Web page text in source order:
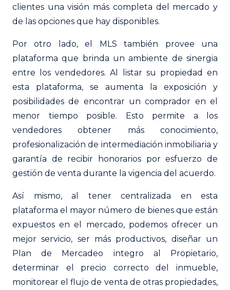
clientes una visión más completa del mercado y
de las opciones que hay disponibles.
Por otro lado, el MLS también provee una
plataforma que brinda un ambiente de sinergia
entre los vendedores. Al listar su propiedad en
esta plataforma, se aumenta la exposición y
posibilidades de encontrar un comprador en el
menor tiempo posible. Esto permite a los
vendedores obtener más conocimiento,
profesionalización de intermediación inmobiliaria y
garantía de recibir honorarios por esfuerzo de
gestión de venta durante la vigencia del acuerdo.
Así mismo, al tener centralizada en esta
plataforma el mayor número de bienes que están
expuestos en el mercado, podemos ofrecer un
mejor servicio, ser más productivos, diseñar un
Plan de Mercadeo integro al Propietario,
determinar el precio correcto del inmueble,
monitorear el flujo de venta de otras propiedades,